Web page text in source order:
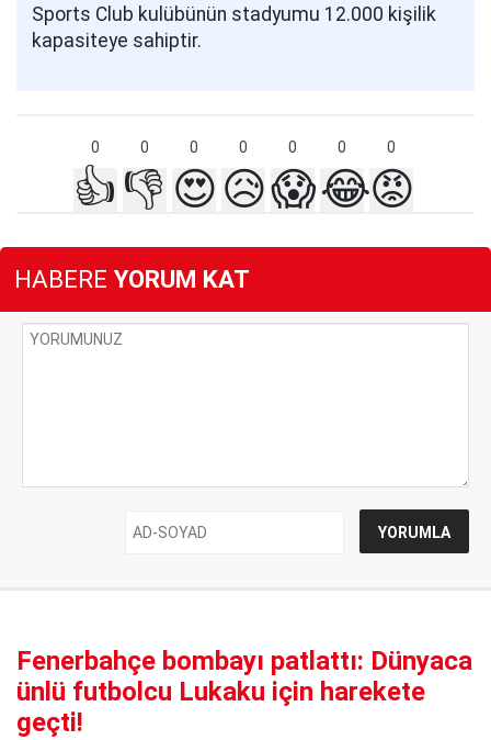
Sports Club kulübünün stadyumu 12.000 kişilik
kapasiteye sahiptir.
0 0 0 0 0 0 0
👍 👎 😍😥😱😂😡
HABERE YORUM KAT
Fenerbahçe bombayı patlattı: Dünyaca
ünlü futbolcu Lukaku için harekete
geçti!